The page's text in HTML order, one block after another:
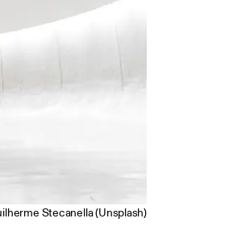
Stecanella (Unsplash)